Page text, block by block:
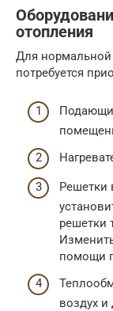
отопления
Для нормальной
потребуется
Решетки
решетки
помощи
воздух и